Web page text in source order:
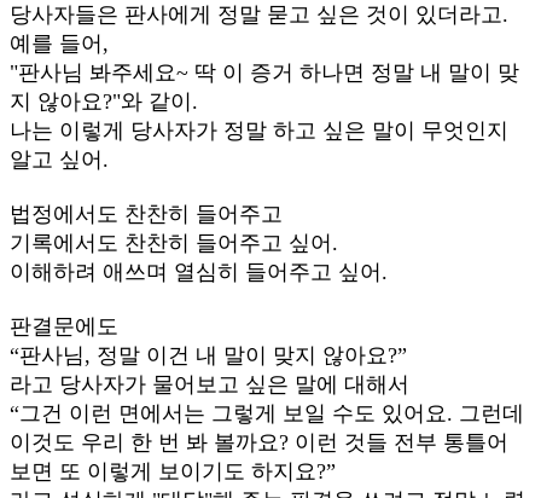
당사자들은 판사에게 정말 묻고 싶은 것이 있더라고.
예를 들어,
"판사님 봐주세요~ 딱 이 증거 하나면 정말 내 말이 맞
지 않아요?"와 같이.
나는 이렇게 당사자가 정말 하고 싶은 말이 무엇인지
알고 싶어.
법정에서도 찬찬히 들어주고
기록에서도 찬찬히 들어주고 싶어.
이해하려 애쓰며 열심히 들어주고 싶어.
판결문에도
“판사님, 정말 이건 내 말이 맞지 않아요?”
라고 당사자가 물어보고 싶은 말에 대해서
“그건 이런 면에서는 그렇게 보일 수도 있어요. 그런데
이것도 우리 한 번 봐 볼까요? 이런 것들 전부 통틀어
보면 또 이렇게 보이기도 하지요?”